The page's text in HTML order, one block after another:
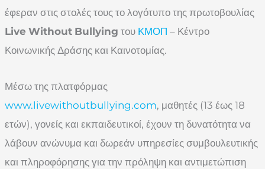
έφεραν στις στολές τους το λογότυπο της πρωτοβουλίας
Live Without Bullying του ΚΜΟΠ – Κέντρο
Κοινωνικής Δράσης και Καινοτομίας.
Μέσω της πλατφόρμας
www.livewithoutbullying.com, μαθητές (13 έως 18
ετών), γονείς και εκπαιδευτικοί, έχουν τη δυνατότητα να
λάβουν ανώνυμα και δωρεάν υπηρεσίες συμβουλευτικής
και πληροφόρησης για την πρόληψη και αντιμετώπιση